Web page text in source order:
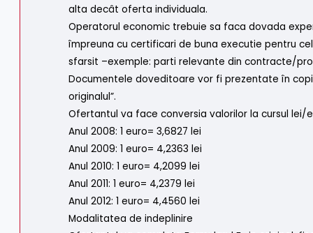
alta decât oferta individuala.
Operatorul economic trebuie sa faca dovada
împreuna cu certificari de buna executie pentru
sfarsit –exemple: parti relevante din contracte/
Documentele doveditoare vor fi prezentate în
originalul”.
Ofertantul va face conversia valorilor la cursul lei/
Anul 2008: 1 euro= 3,6827 lei
Anul 2009: 1 euro= 4,2363 lei
Anul 2010: 1 euro= 4,2099 lei
Anul 2011: 1 euro= 4,2379 lei
Anul 2012: 1 euro= 4,4560 lei
Modalitatea de indeplinire